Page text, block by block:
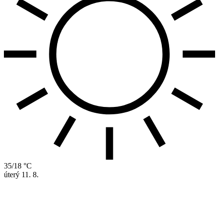
35/18 °C
úterý 11. 8.